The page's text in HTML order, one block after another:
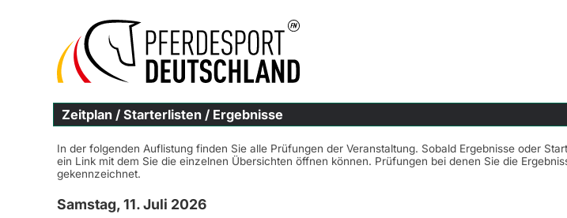
Zeitplan / Starterlisten / Ergebnisse
In der folgenden Auflistung finden Sie alle Prüfungen der Veranstaltung. Sobald Ergebnisse oder
ein Link mit dem Sie die einzelnen Übersichten öffnen können. Prüfungen bei denen Sie die
gekennzeichnet.
Samstag, 11. Juli 2026